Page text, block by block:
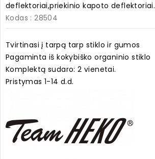
deflektoriai,priekinio kapoto deflektoriai.
Kodas : 28504
Tvirtinasi į tarpą tarp stiklo ir gumos
Pagaminta iš kokybiško organinio stiklo
Komplektą sudaro: 2 vienetai.
Pristymas 1-14 d.d.